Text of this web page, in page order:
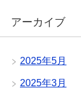
アーカイブ
2025年5月
2025年3月